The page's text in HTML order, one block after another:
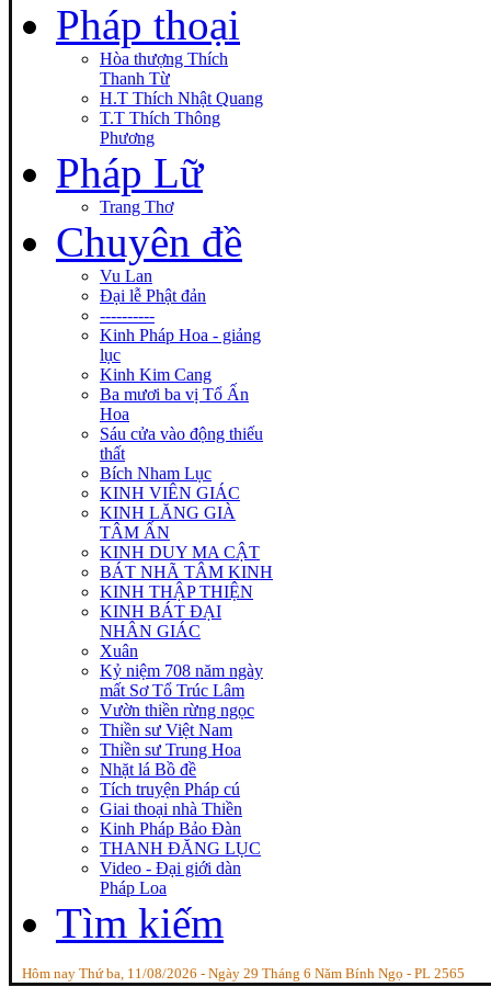
Pháp thoại
Hòa thượng Thích
Thanh Từ
H.T Thích Nhật Quang
T.T Thích Thông
Phương
Pháp Lữ
Trang Thơ
Chuyên đề
Vu Lan
Đại lễ Phật đản
----------
Kinh Pháp Hoa - giảng
lục
Kinh Kim Cang
Ba mươi ba vị Tổ Ấn
Hoa
Sáu cửa vào động thiếu
thất
Bích Nham Lục
KINH VIÊN GIÁC
KINH LĂNG GIÀ
TÂM ẤN
KINH DUY MA CẬT
BÁT NHÃ TÂM KINH
KINH THẬP THIỆN
KINH BÁT ĐẠI
NHÂN GIÁC
Xuân
Kỷ niệm 708 năm ngày
mất Sơ Tổ Trúc Lâm
Vườn thiền rừng ngọc
Thiền sư Việt Nam
Thiền sư Trung Hoa
Nhặt lá Bồ đề
Tích truyện Pháp cú
Giai thoại nhà Thiền
Kinh Pháp Bảo Đàn
THANH ĐĂNG LỤC
Video - Đại giới dàn
Pháp Loa
Tìm kiếm
Hôm nay Thứ ba, 11/08/2026 - Ngày 29 Tháng 6 Năm Bính Ngọ - PL 2565